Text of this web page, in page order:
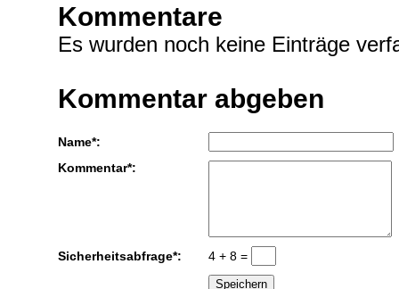
Kommentare
Es wurden noch keine Einträge
Kommentar abgeben
Name*:
Kommentar*:
Sicherheitsabfrage*: 4 + 8 =